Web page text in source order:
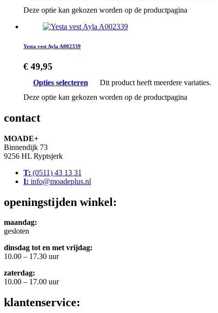
Deze optie kan gekozen worden op de productpagina
Yesta vest Ayla A002339
€ 49,95
Opties selecteren
Dit product heeft meerdere variaties.
Deze optie kan gekozen worden op de productpagina
contact
MOADE+
Binnendijk 73
9256 HL Ryptsjerk
T: (0511) 43 13 31
I: info@moadeplus.nl
openingstijden winkel:
maandag:
gesloten
dinsdag tot en met vrijdag:
10.00 – 17.30 uur
zaterdag:
10.00 – 17.00 uur
klantenservice: